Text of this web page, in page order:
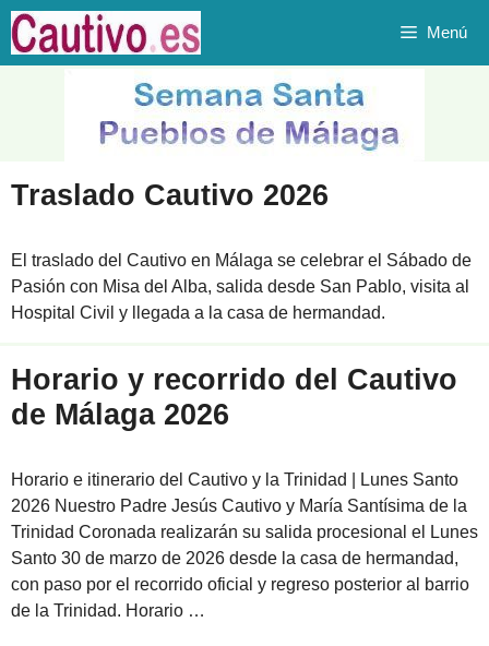
Saltar
al
contenido
Menú
Traslado Cautivo 2026
El traslado del Cautivo en Málaga se celebrar el Sábado de
Pasión con Misa del Alba, salida desde San Pablo, visita al
Hospital Civil y llegada a la casa de hermandad.
Horario y recorrido del Cautivo
de Málaga 2026
Horario e itinerario del Cautivo y la Trinidad | Lunes Santo
2026 Nuestro Padre Jesús Cautivo y María Santísima de la
Trinidad Coronada realizarán su salida procesional el Lunes
Santo 30 de marzo de 2026 desde la casa de hermandad,
con paso por el recorrido oficial y regreso posterior al barrio
de la Trinidad. Horario …